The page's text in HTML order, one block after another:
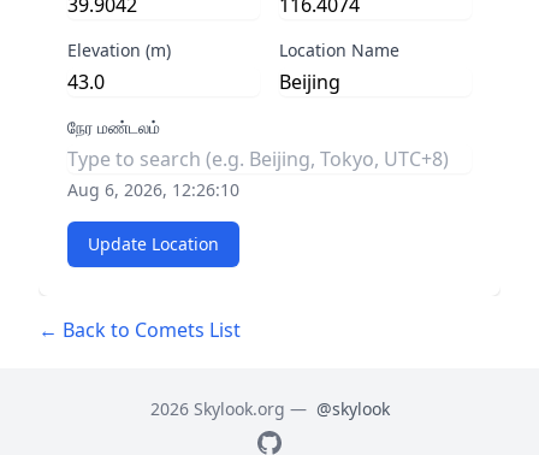
Elevation (m) Location Name
நேர மண்டலம்
Aug 6, 2026, 12:26:10
Update Location
← Back to Comets List
2026 Skylook.org — @skylook